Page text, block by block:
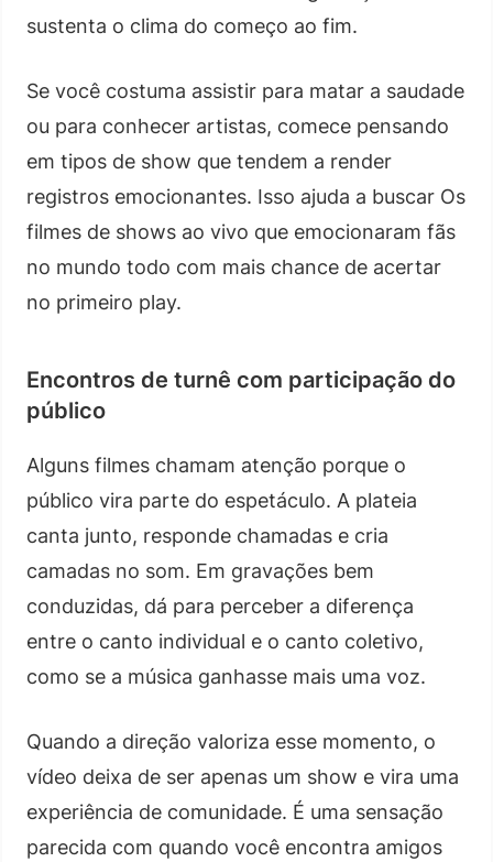
sustenta o clima do começo ao fim.
Se você costuma assistir para matar a saudade
ou para conhecer artistas, comece pensando
em tipos de show que tendem a render
registros emocionantes. Isso ajuda a buscar Os
filmes de shows ao vivo que emocionaram fãs
no mundo todo com mais chance de acertar
no primeiro play.
Encontros de turnê com participação do
público
Alguns filmes chamam atenção porque o
público vira parte do espetáculo. A plateia
canta junto, responde chamadas e cria
camadas no som. Em gravações bem
conduzidas, dá para perceber a diferença
entre o canto individual e o canto coletivo,
como se a música ganhasse mais uma voz.
Quando a direção valoriza esse momento, o
vídeo deixa de ser apenas um show e vira uma
experiência de comunidade. É uma sensação
parecida com quando você encontra amigos